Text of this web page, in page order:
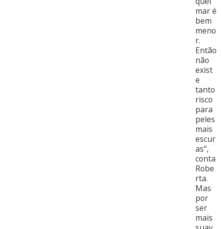
mar é
bem
meno
r.
Então
não
exist
e
tanto
risco
para
peles
mais
escur
as",
conta
Robe
rta.
Mas
por
ser
mais